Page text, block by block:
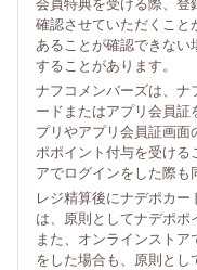
会員特典を受ける際、登
確認させていただくこと
あることが確認できない
することがあります。
ナフコメンバーズは、ナ
ードまたはアプリ会員証
プリやアプリ会員証画
ポポイント付与を受ける
アでログインをした際も
レジ精算後にナデポカ
は、原則としてナデポポ
また、オンラインスト
をした場合も、原則と